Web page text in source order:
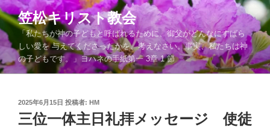
コ
ン
テ
ン
ツ
笠松キリスト教会
「私たちが神の子どもと呼ばれるために、御父がどんなにすばら
しい愛を 与えてくださったかを、考えなさい。事実、私たちは神
の子どもです。」ヨハネの手紙第一 3章 1 節
投
稿
日:
2025年6月15日 投稿者: HM
三位一体主日礼拝メッセージ 使徒